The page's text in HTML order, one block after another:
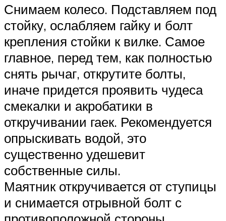
Снимаем колесо. Подставляем под
стойку, ослабляем гайку и болт
крепления стойки к вилке. Самое
главное, перед тем, как полностью
снять рычаг, открутите болты,
иначе придется проявить чудеса
смекалки и акробатики в
откручивании гаек. Рекомендуется
опрыскивать водой, это
существенно удешевит
собственные силы.
Маятник откручивается от ступицы
и снимается отрывной болт с